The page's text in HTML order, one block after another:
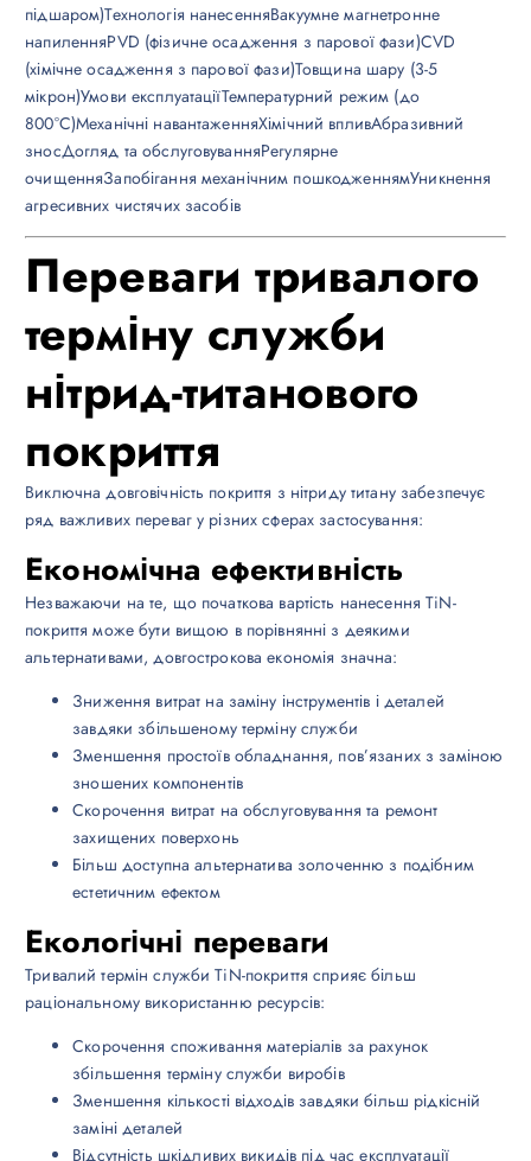
підшаром)Технологія нанесенняВакуумне магнетронне
напиленняPVD (фізичне осадження з парової фази)CVD
(хімічне осадження з парової фази)Товщина шару (3-5
мікрон)Умови експлуатаціїТемпературний режим (до
800°C)Механічні навантаженняХімічний впливАбразивний
зносДогляд та обслуговуванняРегулярне
очищенняЗапобігання механічним пошкодженнямУникнення
агресивних чистячих засобів
Переваги тривалого
терміну служби
нітрид-титанового
покриття
Виключна довговічність покриття з нітриду титану забезпечує
ряд важливих переваг у різних сферах застосування:
Економічна ефективність
Незважаючи на те, що початкова вартість нанесення TiN-
покриття може бути вищою в порівнянні з деякими
альтернативами, довгострокова економія значна:
Зниження витрат на заміну інструментів і деталей
завдяки збільшеному терміну служби
Зменшення простоїв обладнання, пов’язаних з заміною
зношених компонентів
Скорочення витрат на обслуговування та ремонт
захищених поверхонь
Більш доступна альтернатива золоченню з подібним
естетичним ефектом
Екологічні переваги
Тривалий термін служби TiN-покриття сприяє більш
раціональному використанню ресурсів:
Скорочення споживання матеріалів за рахунок
збільшення терміну служби виробів
Зменшення кількості відходів завдяки більш рідкісній
заміні деталей
Відсутність шкідливих викидів під час експлуатації